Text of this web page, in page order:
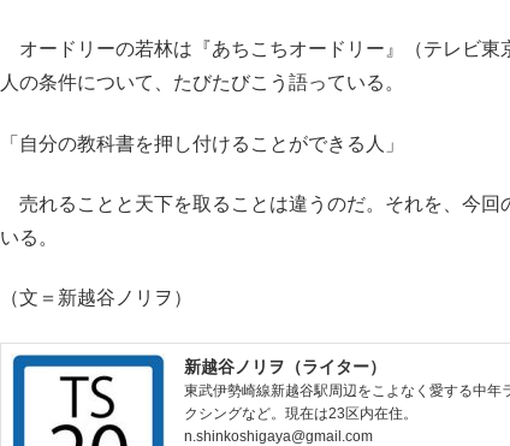
オードリーの若林は『あちこちオードリー』（テレビ東
人の条件について、たびたびこう語っている。
「自分の教科書を押し付けることができる人」
売れることと天下を取ることは違うのだ。それを、今回
いる。
（文＝新越谷ノリヲ）
新越谷ノリヲ（ライター）
東武伊勢崎線新越谷駅周辺をこよなく愛する中年
クシングなど。現在は23区内在住。
n.shinkoshigaya@gmail.com